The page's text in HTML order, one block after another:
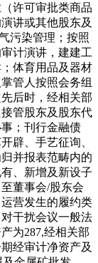
许可审批类商品
讲或其他股东及
污染管理；按照
计演讲，建建工
体育用品及器材
管人按照会务组
后时，经相关部
管股东及股东代
；刊行金融债
辟、手艺征询、
并报表范畴内的
、新增及新设子
董事会/股东会
营发生的履约类
干扰会议一般法
为287,经相关部
经审计净资产及